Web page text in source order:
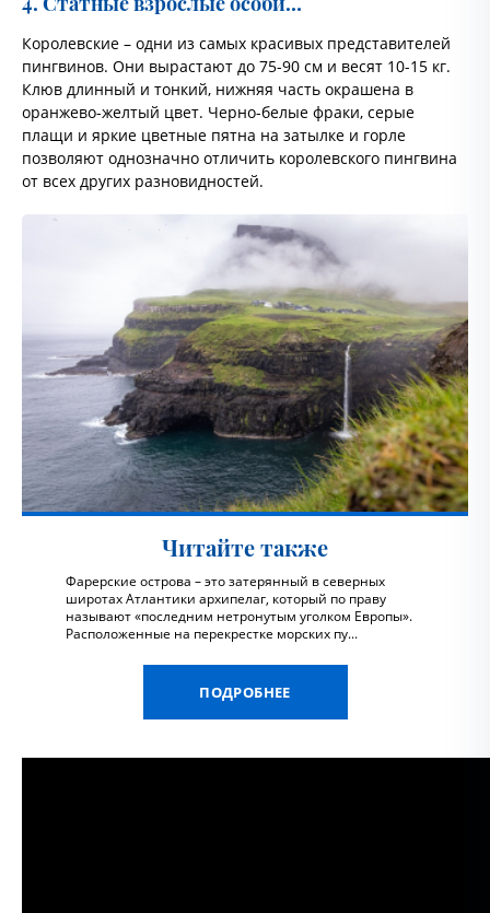
Королевские – одни из самых красивых представителей
пингвинов. Они вырастают до 75-90 см и весят 10-15 кг.
Клюв длинный и тонкий, нижняя часть окрашена в
оранжево-желтый цвет. Черно-белые фраки, серые
плащи и яркие цветные пятна на затылке и горле
позволяют однозначно отличить королевского пингвина
от всех других разновидностей.
Читайте также
Фарерские острова – это затерянный в северных
широтах Атлантики архипелаг, который по праву
называют «последним нетронутым уголком Европы».
Расположенные на перекрестке морских пу...
ПОДРОБНЕЕ